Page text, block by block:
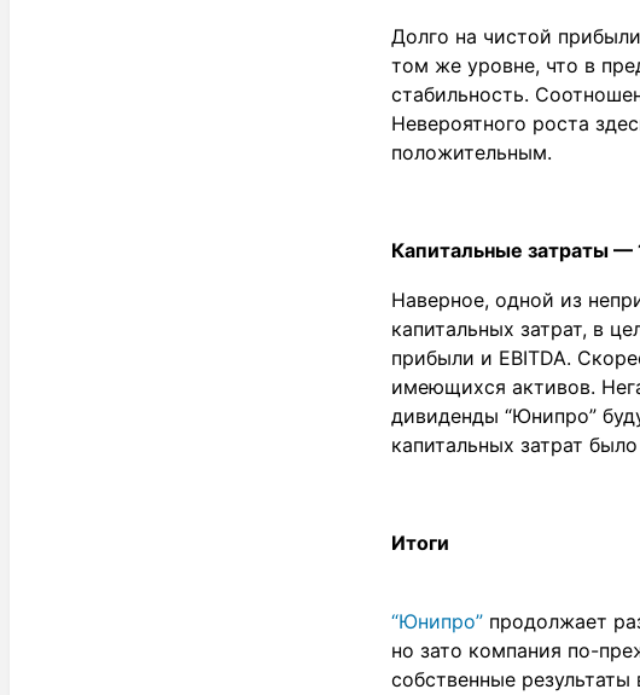
Долго на чистой
том же уровне, что в
стабильность.
Невероятного роста
положительным.
Капитальные затраты —
Наверное, одной из
капитальных затрат, в
прибыли и EBITDA.
имеющихся активов.
дивиденды “Юнипро”
капитальных затрат
Итоги
“Юнипро” продолжает
но зато компания по-
собственные